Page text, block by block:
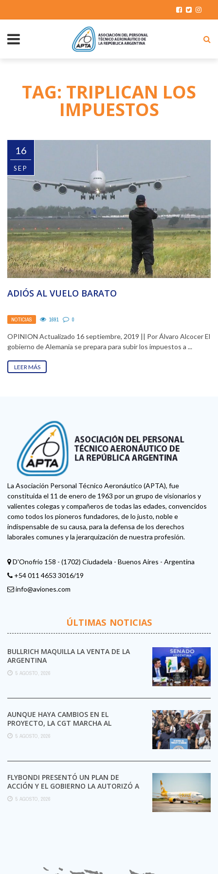
TAG: TRIPLICAN LOS
IMPUESTOS
16
SEP
ADIÓS AL VUELO BARATO
NOTICIAS 1691 0
OPINION Actualizado 16 septiembre, 2019 || Por Álvaro Alcocer El
gobierno de Alemania se prepara para subir los impuestos a ...
LEER MÁS
La Asociación Personal Técnico Aeronáutico (APTA), fue
constituida el 11 de enero de 1963 por un grupo de visionarios y
valientes colegas y compañeros de todas las edades, convencidos
como todos los pioneros fundadores, de lo justo, noble e
indispensable de su causa, para la defensa de los derechos
laborales comunes y la jerarquización de nuestra profesión.
D'Onofrio 158 - (1702) Ciudadela - Buenos Aires - Argentina
+54 011 4653 3016/19
info@aviones.com
ÚLTIMAS NOTICIAS
BULLRICH MAQUILLA LA VENTA DE LA
ARGENTINA
5 AGOSTO, 2026
AUNQUE HAYA CAMBIOS EN EL
PROYECTO, LA CGT MARCHA AL
CONGRESO CONTRA LA LEY DE ...
5 AGOSTO, 2026
FLYBONDI PRESENTÓ UN PLAN DE
ACCIÓN Y EL GOBIERNO LA AUTORIZÓ A
SEGUIR OPERANDO
5 AGOSTO, 2026